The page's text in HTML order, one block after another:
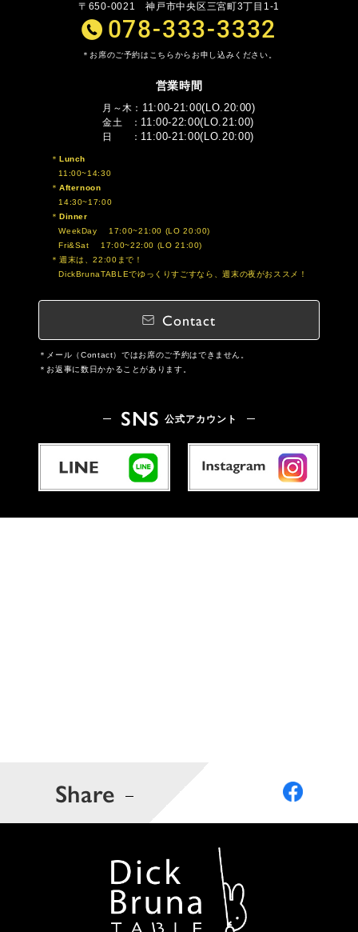
〒650-0021神戸市中央区三宮町3丁目1-1
078-333-3332
お席のご予約はこちらからお申し込みください。
営業時間
月～木 11:00-21:00(LO.20:00)
金土 11:00-22:00(LO.21:00)
日 11:00-21:00(LO.20:00)
Lunch
11:00~14:30
Afternoon
14:30~17:00
Dinner
WeekDay 17:00~21:00 (LO 20:00)
Fri&Sat 17:00~22:00 (LO 21:00)
週末は、22:00まで！
DickBrunaTABLEでゆっくりすごすなら、週末の夜がおススメ！
Contact
メール（Contact）ではお席のご予約はできません。
お返事に数日かかることがあります。
SNS 公式アカウント
Share